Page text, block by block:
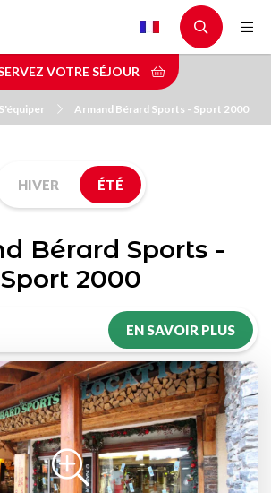
VOTRE SÉJOUR
S'équiper Armand Bérard Sports - Sport 2000
HIVER ÉTÉ
Bérard Sports -
Sport 2000
EN SAVOIR PLUS